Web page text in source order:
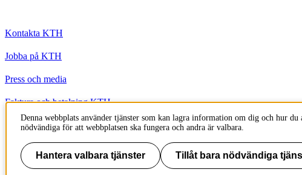
Kontakta KTH
Jobba på KTH
Press och media
Faktura och betalning KTH
Om KTH:s webbplatser
Tillgänglighetsredogörelse
Denna webbplats använder tjänster som kan lagra information om dig och hur du
nödvändiga för att webbplatsen ska fungera och andra är valbara.
Hantera valbara tjänster Tillåt bara nödvändiga